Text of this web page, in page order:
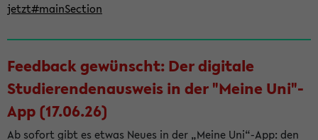
jetzt#mainSection
Feedback gewünscht: Der digitale
Studierendenausweis in der "Meine Uni"-
App (17.06.26)
Ab sofort gibt es etwas Neues in der „Meine Uni“-App: den